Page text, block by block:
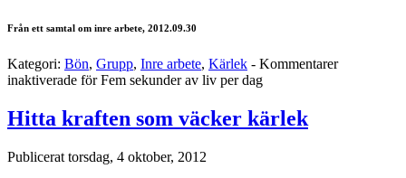
Från ett samtal om inre arbete, 2012.09.30
Kategori: Bön, Grupp, Inre arbete, Kärlek - Kommentarer
inaktiverade för Fem sekunder av liv per dag
Hitta kraften som väcker kärlek
Publicerat torsdag, 4 oktober, 2012